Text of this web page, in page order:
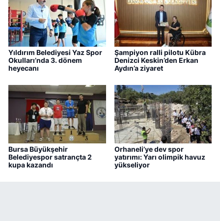
Yıldırım Belediyesi Yaz Spor
Okulları’nda 3. dönem
heyecanı
Şampiyon ralli pilotu Kübra
Denizci Keskin’den Erkan
Aydın’a ziyaret
Bursa Büyükşehir
Belediyespor satrançta 2
kupa kazandı
Orhaneli’ye dev spor
yatırımı: Yarı olimpik havuz
yükseliyor